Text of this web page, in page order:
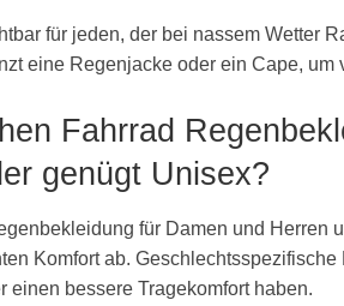
für jeden, der bei nassem Wetter
eine Regenjacke oder ein Cape,
Fahrrad
genügt Unisex?
für Damen und Herren
Komfort ab.
einen bessere Tragekomfort haben.